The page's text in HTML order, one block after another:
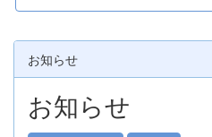
お知らせ
お知らせ